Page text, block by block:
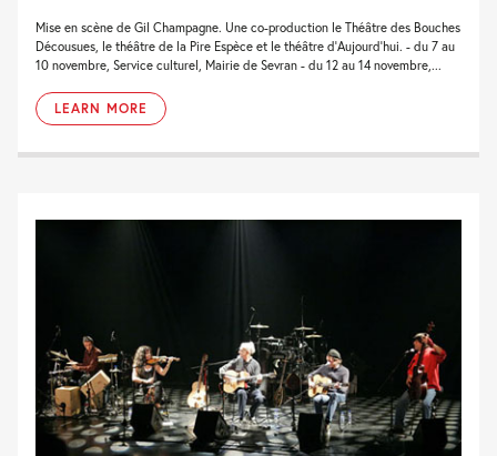
Mise en scène de Gil Champagne. Une co-production le Théâtre des Bouches
Décousues, le théâtre de la Pire Espèce et le théâtre d'Aujourd'hui. - du 7 au
10 novembre, Service culturel, Mairie de Sevran - du 12 au 14 novembre,...
LEARN MORE